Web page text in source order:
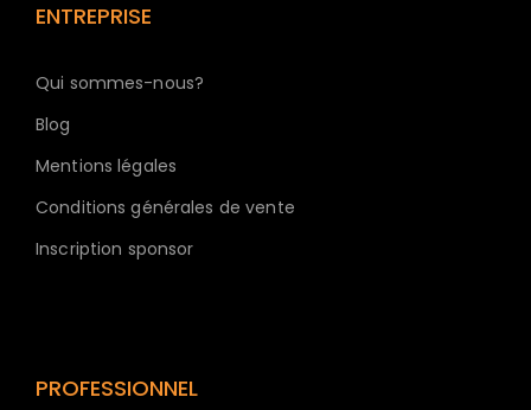
ENTREPRISE
Qui sommes-nous?
Blog
Mentions légales
Conditions générales de vente
Inscription sponsor
PROFESSIONNEL